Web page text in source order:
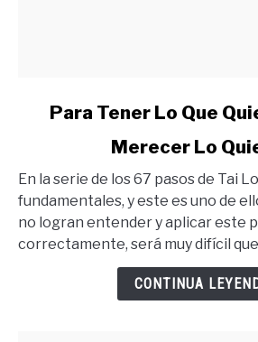
Tener
Lo
Que
Quieres
Para Tener Lo Que
Merecer Lo
En la serie de los 67 pasos de Tai
fundamentales, y este es uno de
no logran entender y aplicar este
correctamente, será muy difícil
CONTINUA